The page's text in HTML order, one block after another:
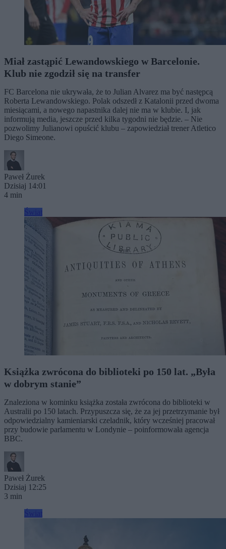
Miał zastąpić Lewandowskiego w Barcelonie.
Klub nie zgodził się na transfer
FC Barcelona nie ukrywała, że to Julian Alvarez ma być następcą
Roberta Lewandowskiego. Polak odszedł z Katalonii przed dwoma
miesiącami, a nowego napastnika dalej nie ma w klubie. I, jak
informują media, jeszcze przed kilka tygodni nie będzie. – Nie
pozwolimy Julianowi opuścić klubu – zapowiedział trener Atletico
Diego Simeone.
Paweł Żurek
Dzisiaj 14:01
4 min
Książka zwrócona do biblioteki po 150 lat. „Była
w dobrym stanie”
Znaleziona w kominku książka została zwrócona do biblioteki w
Australii po 150 latach. Przypuszcza się, że za jej przetrzymanie był
odpowiedzialny kamieniarski czeladnik, który wcześniej pracował
przy budowie parlamentu w Londynie – poinformowała agencja
BBC.
Paweł Żurek
Dzisiaj 12:25
3 min